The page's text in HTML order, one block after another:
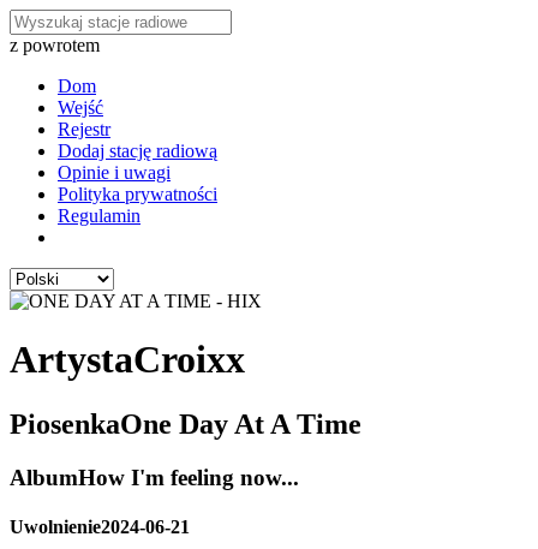
z powrotem
Dom
Wejść
Rejestr
Dodaj stację radiową
Opinie i uwagi
Polityka prywatności
Regulamin
ArtystaCroixx
PiosenkaOne Day At A Time
AlbumHow I'm feeling now...
Uwolnienie2024-06-21